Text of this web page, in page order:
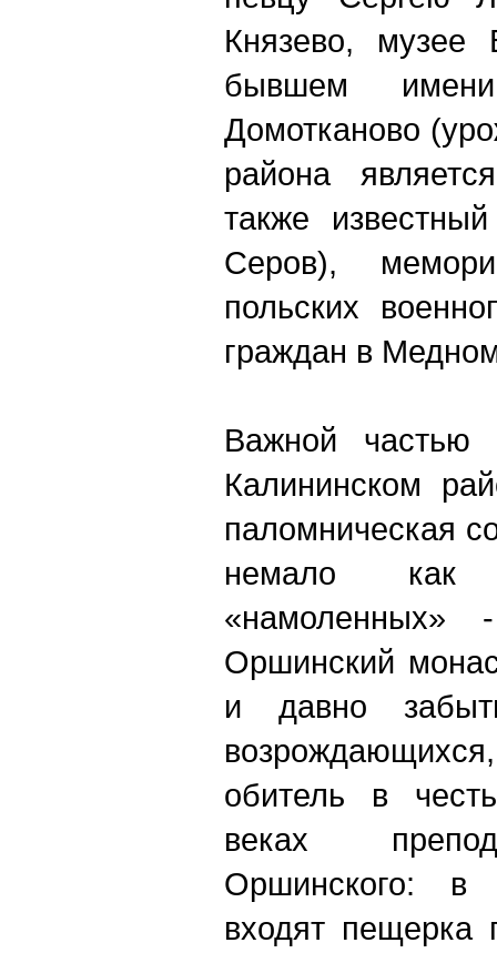
Князево, музее
бывшем
Домотканово
района
также
Серов),
польских
граждан в
Важной частью
Калининском
паломническая
немало как
«намоленных»
Оршинский
и давно
обитель в
веках
Оршинского: в
входят пещерка